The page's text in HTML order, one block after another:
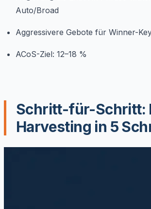
Auto/Broad
Aggressivere Gebote für Winner-
ACoS-Ziel: 12–18 %
Schritt-für-Schritt:
Harvesting in 5